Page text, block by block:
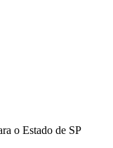
o Estado de SP